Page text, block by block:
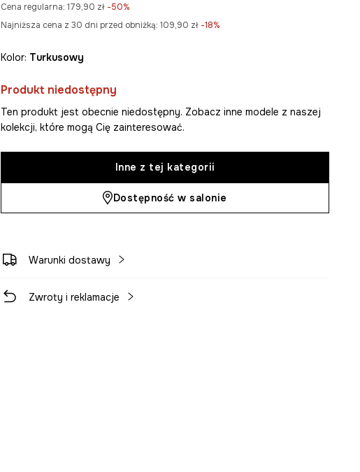
Cena regularna: 179,90 zł-50%
Najniższa cena z 30 dni przed obniżką: 109,90 zł -18%
Kolor: turkusowy
Produkt niedostępny
Ten produkt jest obecnie niedostępny. Zobacz inne modele z naszej
kolekcji, które mogą Cię zainteresować.
Inne z tej kategorii
Dostępność w salonie
Warunki dostawy
Zwroty i reklamacje